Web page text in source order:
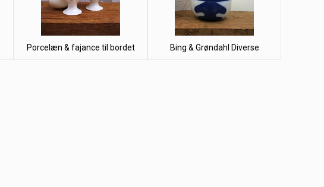
Porcelæn & fajance til bordet Bing & Grøndahl Diverse